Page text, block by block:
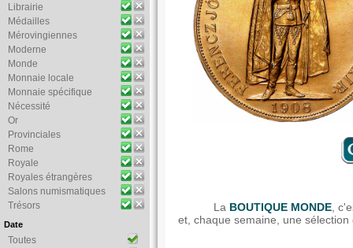
Librairie
Médailles
Mérovingiennes
Moderne
Monde
Monnaie locale
Monnaie spécifique
Nécessité
Or
Provinciales
Rome
Royale
Royales étrangères
Salons numismatiques
Trésors
Date
Toutes
La BOUTIQUE MONDE,
et, chaque semaine, une